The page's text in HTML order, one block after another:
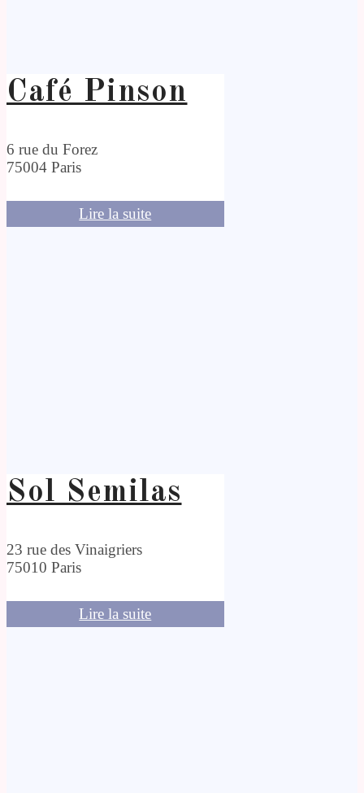
Café Pinson
6 rue du Forez
75004 Paris
Lire la suite
Sol Semilas
23 rue des Vinaigriers
75010 Paris
Lire la suite